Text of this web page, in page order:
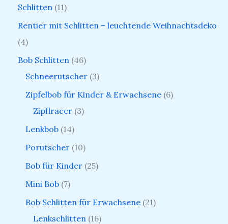
Schlitten 11
Rentier mit Schlitten – leuchtende Weihnachtsdeko
4
Bob Schlitten 46
Schneerutscher 3
Zipfelbob für Kinder & Erwachsene 6
Zipflracer 3
Lenkbob 14
Porutscher 10
Bob für Kinder 25
Mini Bob 7
Bob Schlitten für Erwachsene 21
Lenkschlitten 16